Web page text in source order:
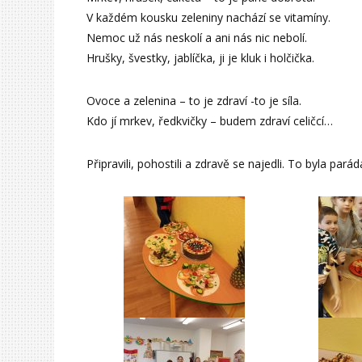
V každém kousku zeleniny nachází se vitamíny.
Nemoc už nás neskolí a ani nás nic nebolí.
Hrušky, švestky, jablíčka, ji je kluk i holčička.
Ovoce a zelenina – to je zdraví -to je síla.
Kdo jí mrkev, ředkvičky – budem zdraví celičcí…
Připravili, pohostili a zdravě se najedli. To byla